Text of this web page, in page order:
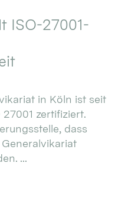
ISO-27001-
in Köln ist seit
zertifiziert.
dass
...